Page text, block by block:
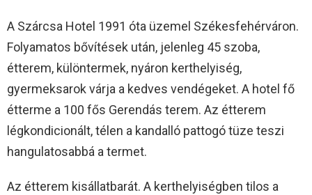
A Szárcsa Hotel 1991 óta üzemel Székesfehérváron.
Folyamatos bővítések után, jelenleg 45 szoba,
étterem, különtermek, nyáron kerthelyiség,
gyermeksarok várja a kedves vendégeket. A hotel fő
étterme a 100 fős Gerendás terem. Az étterem
légkondicionált, télen a kandalló pattogó tüze teszi
hangulatosabbá a termet.
Az étterem kisállatbarát. A kerthelyiségben tilos a